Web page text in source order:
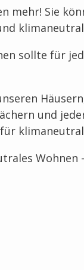
mehr! Sie
sollte für
und
Wohnen